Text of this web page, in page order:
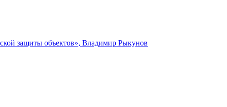
защиты объектов», Владимир Рыкунов